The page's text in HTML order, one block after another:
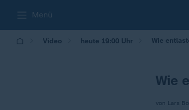
Menü
Video heute 19:00 Uhr Wie
Wie
von Lars